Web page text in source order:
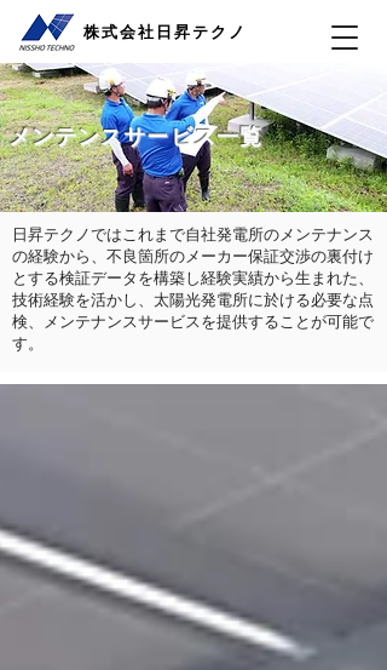
株式会社日昇テクノ
メンテンスサービス一覧
日昇テクノではこれまで自社発電所のメンテナンス
の経験から、不良箇所のメーカー保証交渉の裏付け
とする検証データを構築し経験実績から生まれた、
技術経験を活かし、太陽光発電所に於ける必要な点
検、メンテナンスサービスを提供することが可能で
す。